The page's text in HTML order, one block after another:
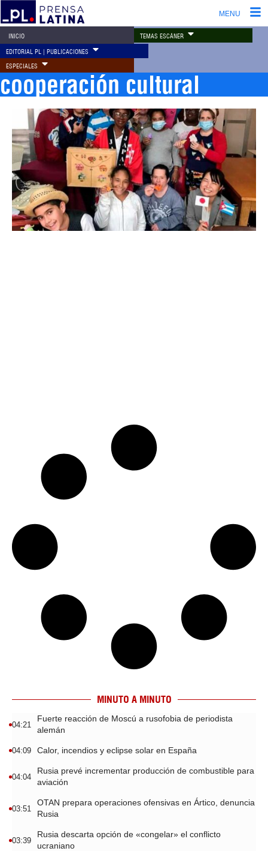
MENU
INICIO TEMAS ESCÁNER
EDITORIAL PL | PUBLICACIONES
ESPECIALES
cooperación cultural
MINUTO A MINUTO
04:21
Fuerte reacción de Moscú a rusofobia de periodista
alemán
04:09 Calor, incendios y eclipse solar en España
04:04
Rusia prevé incrementar producción de combustible para
aviación
03:51
OTAN prepara operaciones ofensivas en Ártico, denuncia
Rusia
03:39
Rusia descarta opción de «congelar» el conflicto
ucraniano